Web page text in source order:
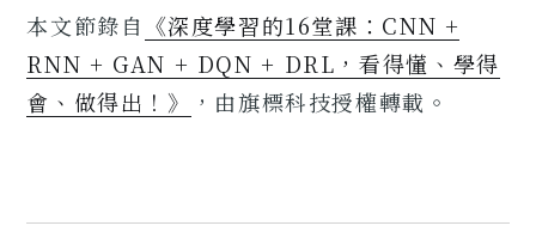
本文節錄自 《深度學習的16堂課：CNN +
RNN + GAN + DQN + DRL，看得懂、學得
會、做得出！》
，由旗標科技授權轉載。